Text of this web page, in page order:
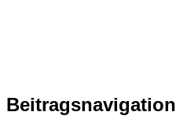
Beitragsnavigation